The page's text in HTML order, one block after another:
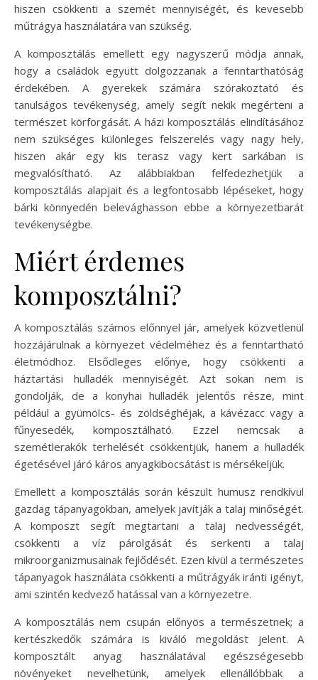
hiszen csökkenti a szemét mennyiségét, és kevesebb
műtrágya használatára van szükség.
A komposztálás emellett egy nagyszerű módja annak,
hogy a családok együtt dolgozzanak a fenntarthatóság
érdekében. A gyerekek számára szórakoztató és
tanulságos tevékenység, amely segít nekik megérteni a
természet körforgását. A házi komposztálás elindításához
nem szükséges különleges felszerelés vagy nagy hely,
hiszen akár egy kis terasz vagy kert sarkában is
megvalósítható. Az alábbiakban felfedezhetjük a
komposztálás alapjait és a legfontosabb lépéseket, hogy
bárki könnyedén belevághasson ebbe a környezetbarát
tevékenységbe.
Miért érdemes
komposztálni?
A komposztálás számos előnnyel jár, amelyek közvetlenül
hozzájárulnak a környezet védelméhez és a fenntartható
életmódhoz. Elsődleges előnye, hogy csökkenti a
háztartási hulladék mennyiségét. Azt sokan nem is
gondolják, de a konyhai hulladék jelentős része, mint
például a gyümölcs- és zöldséghéjak, a kávézacc vagy a
fűnyesedék, komposztálható. Ezzel nemcsak a
szemétlerakók terhelését csökkentjük, hanem a hulladék
égetésével járó káros anyagkibocsátást is mérsékeljük.
Emellett a komposztálás során készült humusz rendkívül
gazdag tápanyagokban, amelyek javítják a talaj minőségét.
A komposzt segít megtartani a talaj nedvességét,
csökkenti a víz párolgását és serkenti a talaj
mikroorganizmusainak fejlődését. Ezen kívül a természetes
tápanyagok használata csökkenti a műtrágyák iránti igényt,
ami szintén kedvező hatással van a környezetre.
A komposztálás nem csupán előnyös a természetnek; a
kertészkedők számára is kiváló megoldást jelent. A
komposztált anyag használatával egészségesebb
növényeket nevelhetünk, amelyek ellenállóbbak a